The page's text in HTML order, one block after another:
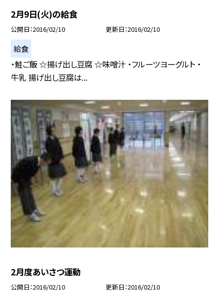
2月9日(火)の給食
公開日 2016/02/10 更新日 2016/02/10
給食
・鮭ご飯 ☆揚げ出し豆腐 ☆味噌汁 ・フルーツヨーグルト ・
牛乳 揚げ出し豆腐は...
2月度あいさつ運動
公開日 2016/02/10 更新日 2016/02/10